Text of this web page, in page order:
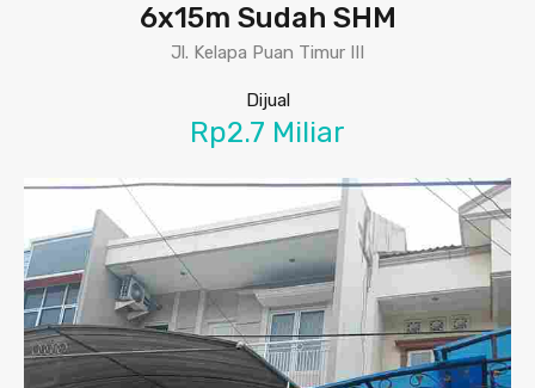
6x15m Sudah SHM
Jl. Kelapa Puan Timur III
Dijual
Rp2.7 Miliar